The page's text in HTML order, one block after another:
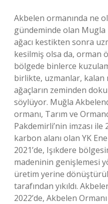
Akbelen ormanında ne
gündeminde olan Mugla
ağacı kestikten sonra
kesilmiş olsa da, orman
bölgede binlerce
birlikte, uzmanlar, kalan
ağaçların zeminden
söylüyor. Muğla
ormanı, Tarım ve
Pakdemirli’nin imzası
karbon alanı olan YK
2021’de, Işıkdere
madeninin genişlemesi
üretim yerine
tarafından yıkıldı.
2022’de, Akbelen